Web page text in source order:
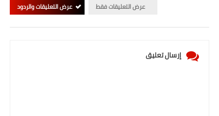
صحة وطبعرض التعليقات فقط
عرض التعليقات والردود
إرسال تعليق